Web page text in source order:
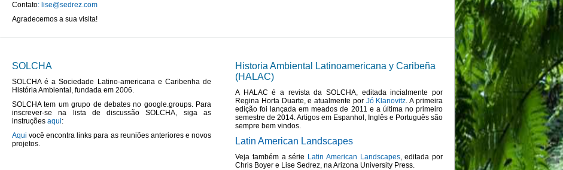
Contato: lise@sedrez.com
Agradecemos a sua visita!
SOLCHA
SOLCHA é a Sociedade Latino-americana e Caribenha de
História Ambiental, fundada em 2006.
SOLCHA tem um grupo de debates no google.groups. Para
inscrever-se na lista de discussão SOLCHA, siga as
instruções aqui:
Aqui você encontra links para as reuniões anteriores e novos
projetos.
Historia Ambiental Latinoamericana y Caribeña
(HALAC)
A HALAC é a revista da SOLCHA, editada incialmente por
Regina Horta Duarte, e atualmente por Jó Klanovitz. A primeira
edição foi lançada em meados de 2011 e a última no primeiro
semestre de 2014. Artigos em Espanhol, Inglês e Português são
sempre bem vindos.
Latin American Landscapes
Veja também a série Latin American Landscapes, editada por
Chris Boyer e Lise Sedrez, na Arizona University Press.